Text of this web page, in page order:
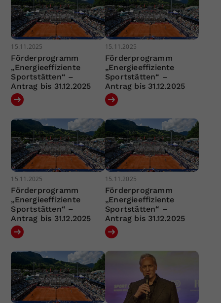
15.11.2025
Förderprogramm
„Energieeffiziente
Sportstätten“ –
Antrag bis 31.12.2025
15.11.2025
Förderprogramm
„Energieeffiziente
Sportstätten“ –
Antrag bis 31.12.2025
15.11.2025
Förderprogramm
„Energieeffiziente
Sportstätten“ –
Antrag bis 31.12.2025
15.11.2025
Förderprogramm
„Energieeffiziente
Sportstätten“ –
Antrag bis 31.12.2025